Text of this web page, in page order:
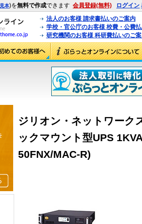
見本)を無料で作成できます 会員登録(無料) ログイン
法人のお客様 請求書払いのご案内
学校・官公庁のお客様 校費・公費
研究機関のお客様 科研費払いのご
ジリオン・ネットワーク
ックマウント型UPS
50FNX/MAC-R)